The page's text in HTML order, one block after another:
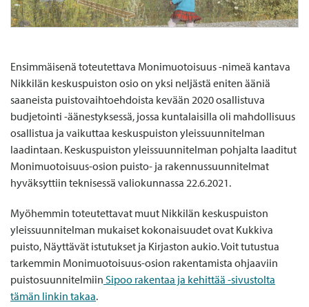
Ensimmäisenä toteutettava Monimuotoisuus -nimeä kantava
Nikkilän keskuspuiston osio on yksi neljästä eniten ääniä
saaneista puistovaihtoehdoista kevään 2020 osallistuva
budjetointi -äänestyksessä, jossa kuntalaisilla oli mahdollisuus
osallistua ja vaikuttaa keskuspuiston yleissuunnitelman
laadintaan. Keskuspuiston yleissuunnitelman pohjalta laaditut
Monimuotoisuus-osion puisto- ja rakennussuunnitelmat
hyväksyttiin teknisessä valiokunnassa 22.6.2021.
Myöhemmin toteutettavat muut Nikkilän keskuspuiston
yleissuunnitelman mukaiset kokonaisuudet ovat Kukkiva
puisto, Näyttävät istutukset ja Kirjaston aukio. Voit tutustua
tarkemmin Monimuotoisuus-osion rakentamista ohjaaviin
puistosuunnitelmiin Sipoo rakentaa ja kehittää -sivustolta
tämän linkin takaa.